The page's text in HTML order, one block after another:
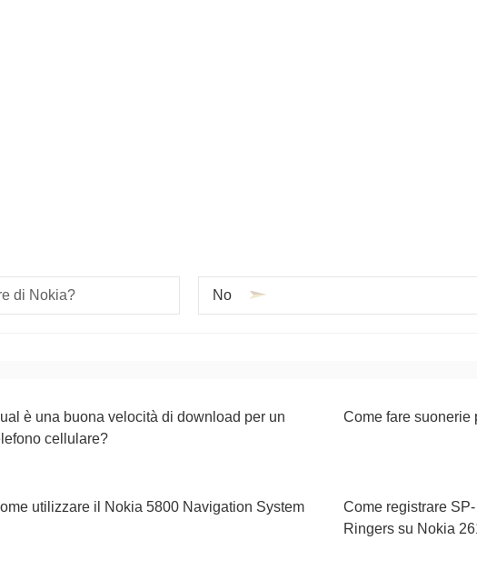
di Nokia? No
è una buona velocità di download per un
cellulare?
Come fare suonerie
utilizzare il Nokia 5800 Navigation System
Come registrare
Ringers su Nokia